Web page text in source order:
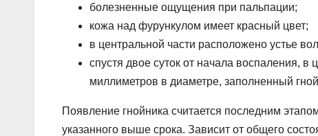
болезненные ощущения при пальпации;
кожа над фурункулом имеет красный цвет;
в центральной части расположено устье
спустя двое суток от начала воспаления, в
миллиметров в диаметре, заполненный
Появление гнойника считается последним
указанного выше срока. Зависит от общего